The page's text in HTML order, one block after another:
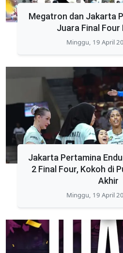
Megatron dan Jakarta
Juara Final Four
Minggu, 19 April
Jakarta Pertamina
2 Final Four, Kokoh di
Akhir
Minggu, 19 April